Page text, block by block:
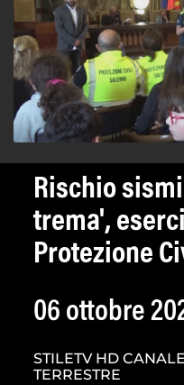
Rischio
trema',
Protezione
06 ottobre
STILETV HD
TERRESTRE